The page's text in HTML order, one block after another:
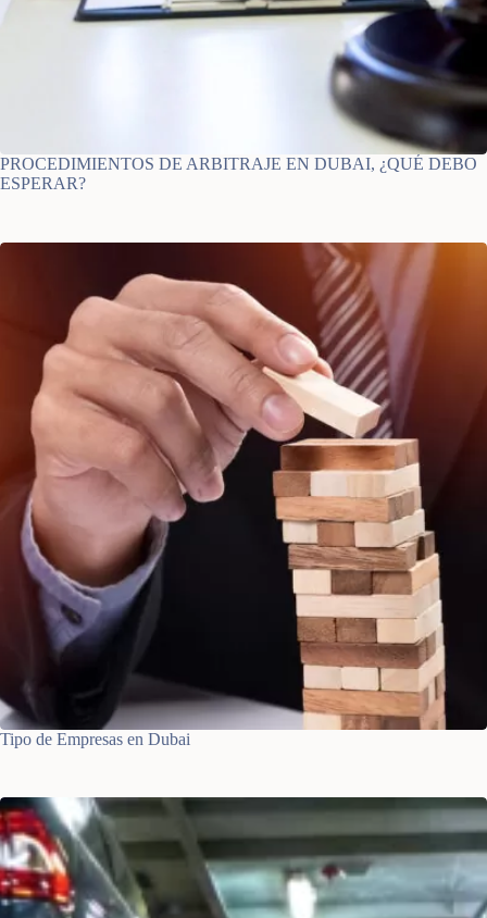
PROCEDIMIENTOS DE ARBITRAJE EN DUBAI, ¿QUÉ DEBO
ESPERAR?
Tipo de Empresas en Dubai